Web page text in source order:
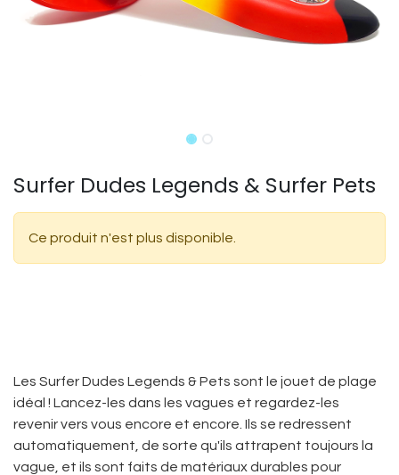
Surfer Dudes Legends & Surfer Pets
Ce produit n'est plus disponible.
​Les Surfer Dudes Legends & Pets sont le jouet de plage
idéal ! Lancez-les dans les vagues et regardez-les
revenir vers vous encore et encore. Ils se redressent
automatiquement, de sorte qu'ils attrapent toujours la
vague, et ils sont faits de matériaux durables pour